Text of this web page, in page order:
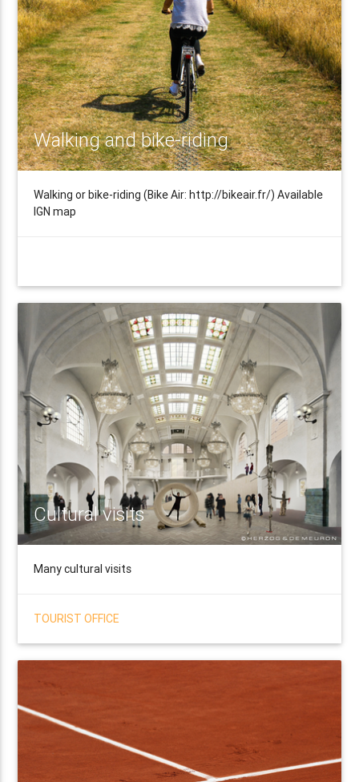
Walking and bike-riding
Walking or bike-riding (Bike Air: http://bikeair.fr/) Available
IGN map
Cultural visits
Many cultural visits
TOURIST OFFICE